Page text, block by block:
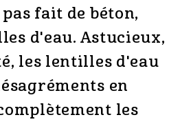
fait de béton,
d'eau. Astucieux,
les lentilles d'eau
en
les